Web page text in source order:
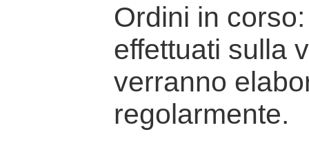
Ordini in
effettuati sulla
verranno
regolarmente.